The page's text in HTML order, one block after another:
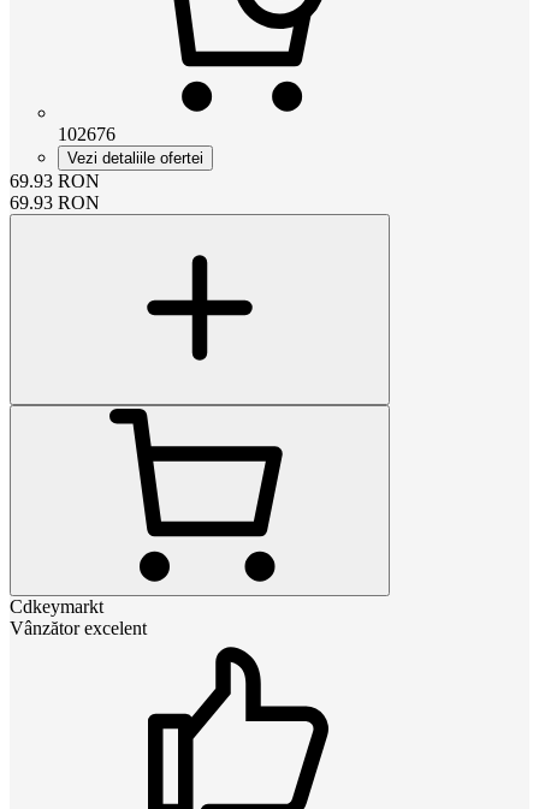
102676
Vezi detaliile ofertei
69.93 RON
69.93 RON
Cdkeymarkt
Vânzător excelent